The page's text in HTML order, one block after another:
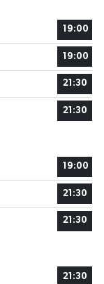
19:00
19:00
21:30
21:30
19:00
21:30
21:30
21:30